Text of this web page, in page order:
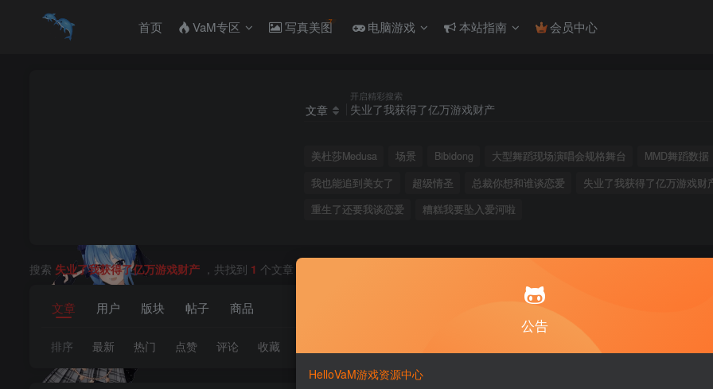
首页 VaM专区 写真美图 电脑游戏 本站指南 会员中心
文章
开启精彩搜索
美杜莎Medusa 场景 Bibidong 大型舞蹈现场演唱会规格舞台
MMD舞蹈数据
我也能追到美女了
超级情圣 总裁你想和谁谈恋爱
失业了我获得了亿万游戏财
重生了还要我谈恋爱
糟糕我要坠入爱河啦
搜索 失业了我获得了亿万游戏财产 ，共找到 1 个文章
文章 用户 版块 帖子 商品
排序 最新 热门 点赞 评论 收藏
公告
HelloVaM游戏资源中心